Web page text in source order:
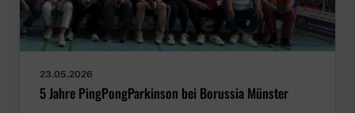
23.05.2026
5 Jahre PingPongParkinson bei Borussia Münster